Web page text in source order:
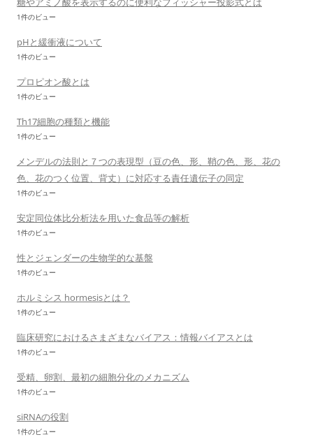
1件のビュー
pHと緩衝液について
1件のビュー
プロピオン酸とは
1件のビュー
Th17細胞の種類と機能
1件のビュー
メンデルの法則と７つの表現型（豆の色、形、鞘の色、形、花の
色、花のつく位置、背丈）に対応する責任遺伝子の同定
1件のビュー
安定同位体比分析法を用いた食品等の解析
1件のビュー
性とジェンダーの生物学的な基盤
1件のビュー
ホルミシス hormesisとは？
1件のビュー
臨床研究におけるさまざまなバイアス：情報バイアスとは
1件のビュー
受精、卵割、最初の細胞分化のメカニズム
1件のビュー
siRNAの役割
1件のビュー